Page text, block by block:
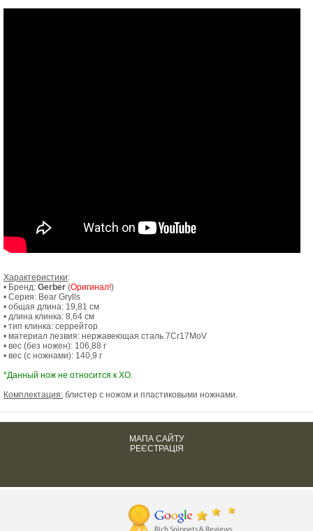
Характеристики:
• Бренд: Gerber (Оригинал!)
• Серия: Bear Grylls
• общая длина: 19,81 см
• длина клинка: 8,64 см
• тип клинка: серрейтор
• материал лезвия: нержавеющая сталь 7Cr17MoV
• вес (без ножен): 106,88 г
• вес (с ножнами): 140,9 г
*Данный нож не относится к ХО.
Комплектация: блистер с ножом и пластиковыми ножнами.
МАПА САЙТУ
РЕЄСТРАЦІЯ